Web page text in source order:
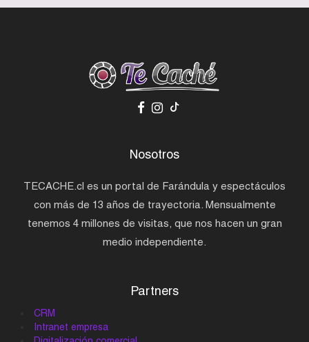
Nosotros
TECACHE.cl es un portal de Farándula y espectáculos
con más de 13 años de trayectoria. Mensualmente
tenemos 4 millones de visitas, que nos hacen un gran
medio independiente.
Partners
CRM
Intranet empresa